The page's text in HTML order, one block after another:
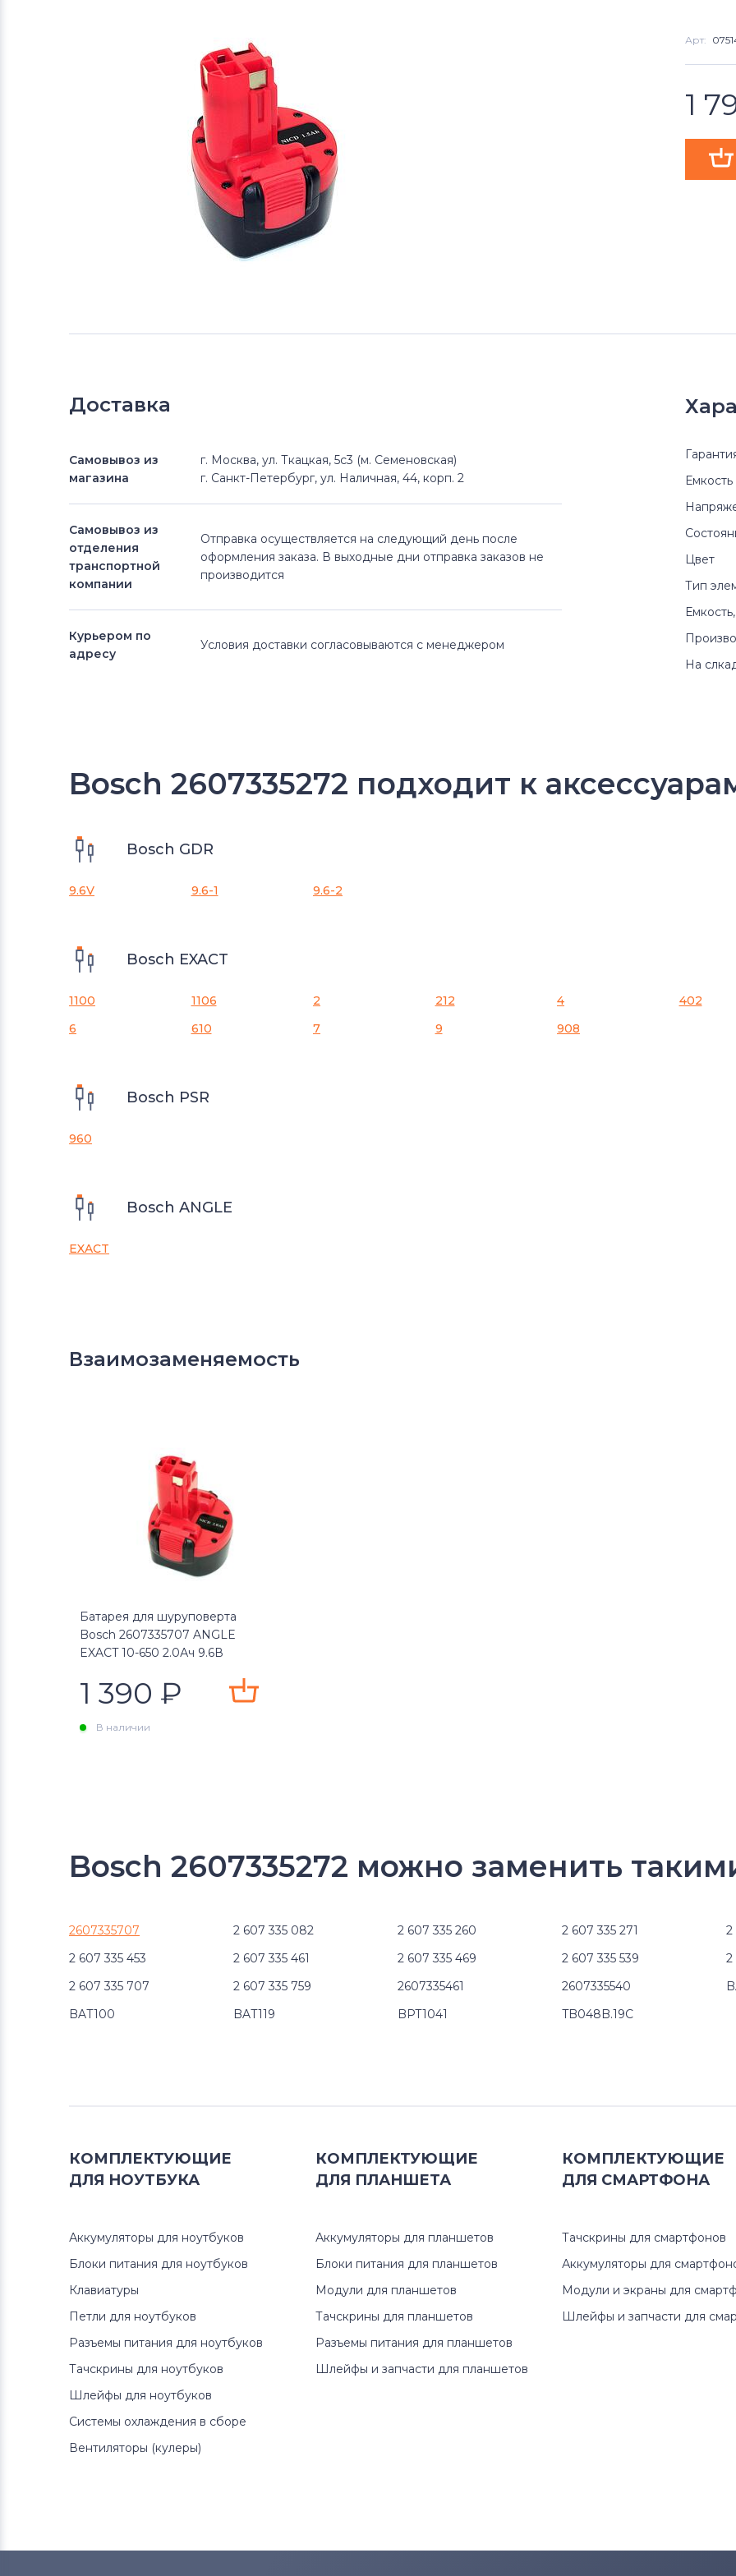
Арт:
1
Доставка
Самовывоз из
магазина
г. Москва, ул. Ткацкая, 5с3 (м. Семеновская)
г. Санкт-Петербург, ул. Наличная, 44, корп. 2
Самовывоз из
отделения
транспортной
компании
Отправка осуществляется на следующий день после
оформления заказа. В выходные дни отправка заказов не
производится
Курьером по
адресу
Условия доставки согласовываются с менеджером
Емкость
Цвет
Тип
На
Bosch 2607335272 подходит к
Bosch GDR
9.6V 9.6-1 9.6-2
Bosch EXACT
1100 1106 2 212 4 402
6
610 7 9 908
Bosch PSR
960
Bosch ANGLE
EXACT
Взаимозаменяемость
Батарея для шуруповерта
Bosch 2607335707 ANGLE
EXACT 10-650 2.0Ач 9.6В
1 390 ₽
В наличии
Bosch 2607335272 можно заменить
2607335707 2 607 335 082 2 607 335 260 2 607 335 271 2
2 607 335 453
2 607 335 461 2 607 335 469 2 607 335 539 2
2 607 335 707
2 607 335 759 2607335461 2607335540
BAT100
BAT119 BPT1041 TB048B.19C
КОМПЛЕКТУЮЩИЕ
ДЛЯ НОУТБУКА
Аккумуляторы для ноутбуков
Блоки питания для ноутбуков
Клавиатуры
Петли для ноутбуков
Разъемы питания для ноутбуков
Тачскрины для ноутбуков
Шлейфы для ноутбуков
Системы охлаждения в сборе
Вентиляторы (кулеры)
КОМПЛЕКТУЮЩИЕ
ДЛЯ ПЛАНШЕТА
Аккумуляторы для планшетов
Блоки питания для планшетов
Модули для планшетов
Тачскрины для планшетов
Разъемы питания для планшетов
Шлейфы и запчасти для планшетов
КОМПЛЕКТУЮЩИЕ
ДЛЯ СМАРТФОНА
Тачскрины для смартфонов
Аккумуляторы для
Модули и экраны для
Шлейфы и запчасти для